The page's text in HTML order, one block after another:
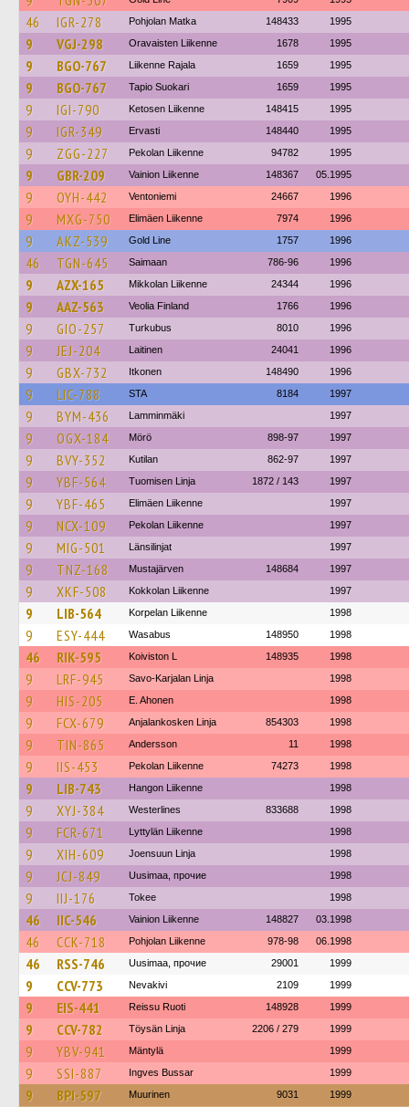
46 IGR-278 Pohjolan Matka 148433 1995
9 VGJ-298 Oravaisten Liikenne 1678 1995
9 BGO-767 Liikenne Rajala 1659 1995
9 BGO-767 Tapio Suokari 1659 1995
9 IGI-790 Ketosen Liikenne 148415 1995
9 IGR-349 Ervasti 148440 1995
9 ZGG-227 Pekolan Liikenne 94782 1995
9 GBR-209 Vainion Liikenne 148367 05.1995
9 OYH-442 Ventoniemi 24667 1996
9 MXG-750 Elimäen Liikenne 7974 1996
9 AKZ-539 Gold Line 1757 1996
46 TGN-645 Saimaan 786-96 1996
9 AZX-165 Mikkolan Liikenne 24344 1996
9 AAZ-563 Veolia Finland 1766 1996
9 GIO-257 Turkubus 8010 1996
9 JEJ-204 Laitinen 24041 1996
9 GBX-732 Itkonen 148490 1996
9 LIC-788 STA 8184 1997
9 BYM-436 Lamminmäki 1997
9 OGX-184 Mörö 898-97 1997
9 BVY-352 Kutilan 862-97 1997
9 YBF-564 Tuomisen Linja 1872 / 143 1997
9 YBF-465 Elimäen Liikenne 1997
9 NCX-109 Pekolan Liikenne 1997
9 MIG-501 Länsilinjat 1997
9 TNZ-168 Mustajärven 148684 1997
9 XKF-508 Kokkolan Liikenne 1997
9 LIB-564 Korpelan Liikenne 1998
9 ESY-444 Wasabus 148950 1998
46 RIK-595 Koiviston L 148935 1998
9 LRF-945 Savo-Karjalan Linja 1998
9 HIS-205 E. Ahonen 1998
9 FCX-679 Anjalankosken Linja 854303 1998
9 TIN-865 Andersson 11 1998
9 IIS-453 Pekolan Liikenne 74273 1998
9 LIB-743 Hangon Liikenne 1998
9 XYJ-384 Westerlines 833688 1998
9 FCR-671 Lyttylän Liikenne 1998
9 XIH-609 Joensuun Linja 1998
9 JCJ-849 Uusimaa, прочие 1998
9 IIJ-176 Tokee 1998
46 IIC-546 Vainion Liikenne 148827 03.1998
46 CCK-718 Pohjolan Liikenne 978-98 06.1998
46 RSS-746 Uusimaa, прочие 29001 1999
9 CCV-773 Nevakivi 2109 1999
9 EIS-441 Reissu Ruoti 148928 1999
9 CCV-782 Töysän Linja 2206 / 279 1999
9 YBV-941 Mäntylä 1999
9 SSI-887 Ingves Bussar 1999
9 BPI-597 Muurinen 9031 1999